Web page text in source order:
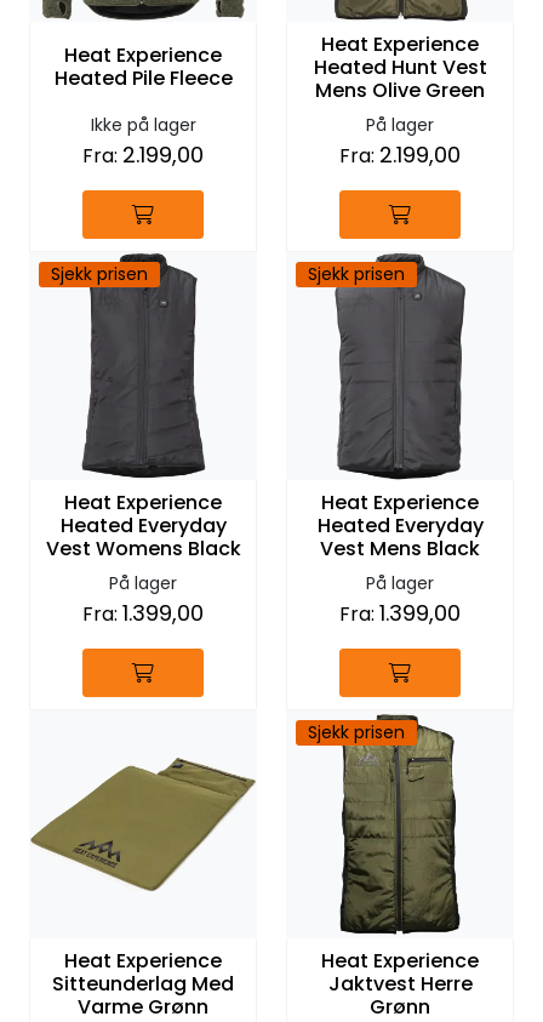
Heat Experience
Heated Pile Fleece
Ikke på lager
Fra: 2.199,00
Heat Experience
Heated Hunt Vest
Mens Olive Green
På lager
Fra: 2.199,00
Sjekk prisen
Heat Experience
Heated Everyday
Vest Womens Black
På lager
Fra: 1.399,00
Sjekk prisen
Heat Experience
Heated Everyday
Vest Mens Black
På lager
Fra: 1.399,00
Heat Experience
Sitteunderlag Med
Varme Grønn
Sjekk prisen
Heat Experience
Jaktvest Herre
Grønn